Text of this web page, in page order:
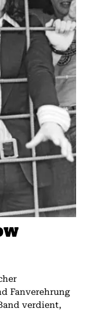
Fanverehrung
verdient,